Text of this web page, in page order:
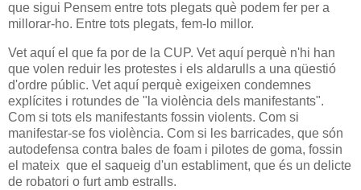
que sigui Pensem entre tots plegats què podem fer per a
millorar-ho. Entre tots plegats, fem-lo millor.
Vet aquí el que fa por de la CUP. Vet aquí perquè n'hi han
que volen reduir les protestes i els aldarulls a una qüestió
d'ordre públic. Vet aquí perquè exigeixen condemnes
explícites i rotundes de "la violència dels manifestants".
Com si tots els manifestants fossin violents. Com si
manifestar-se fos violència. Com si les barricades, que són
autodefensa contra bales de foam i pilotes de goma, fossin
el mateix que el saqueig d'un establiment, que és un delicte
de robatori o furt amb estralls.